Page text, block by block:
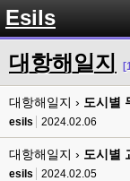
Esils
대항해일지
대항해일지 › 도시별
esils 2024.02.06
대항해일지 › 도시별
esils 2024.02.05
esils
전 아녀요
고게임77
솔찍히 아직도 라이믹
솔직히 적응이 xe1이다